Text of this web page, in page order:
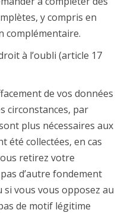
y compris en
complémentaire.
à l’oubli (article 17
de vos données
circonstances, par
plus nécessaires aux
été collectées, en cas
retirez votre
d’autre fondement
vous vous opposez au
de motif légitime